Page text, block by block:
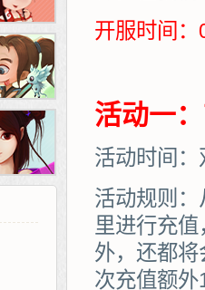
开服时间
活动一
活动时间
活动规则
里进行充
外，还都将
次充值额